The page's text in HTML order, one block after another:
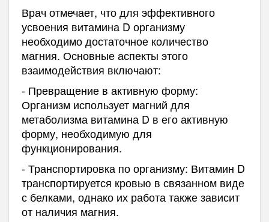
Врач отмечает, что для эффективного
усвоения витамина D организму
необходимо достаточное количество
магния. Основные аспекты этого
взаимодействия включают:
- Превращение в активную форму:
Организм использует магний для
метаболизма витамина D в его активную
форму, необходимую для
функционирования.
- Транспортировка по организму: Витамин D
транспортируется кровью в связанном виде
с белками, однако их работа также зависит
от наличия магния.